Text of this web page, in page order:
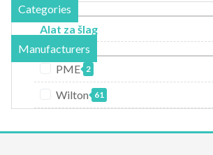
Categories
Alat za šlag
Manufacturers
PME 2
Wilton 61